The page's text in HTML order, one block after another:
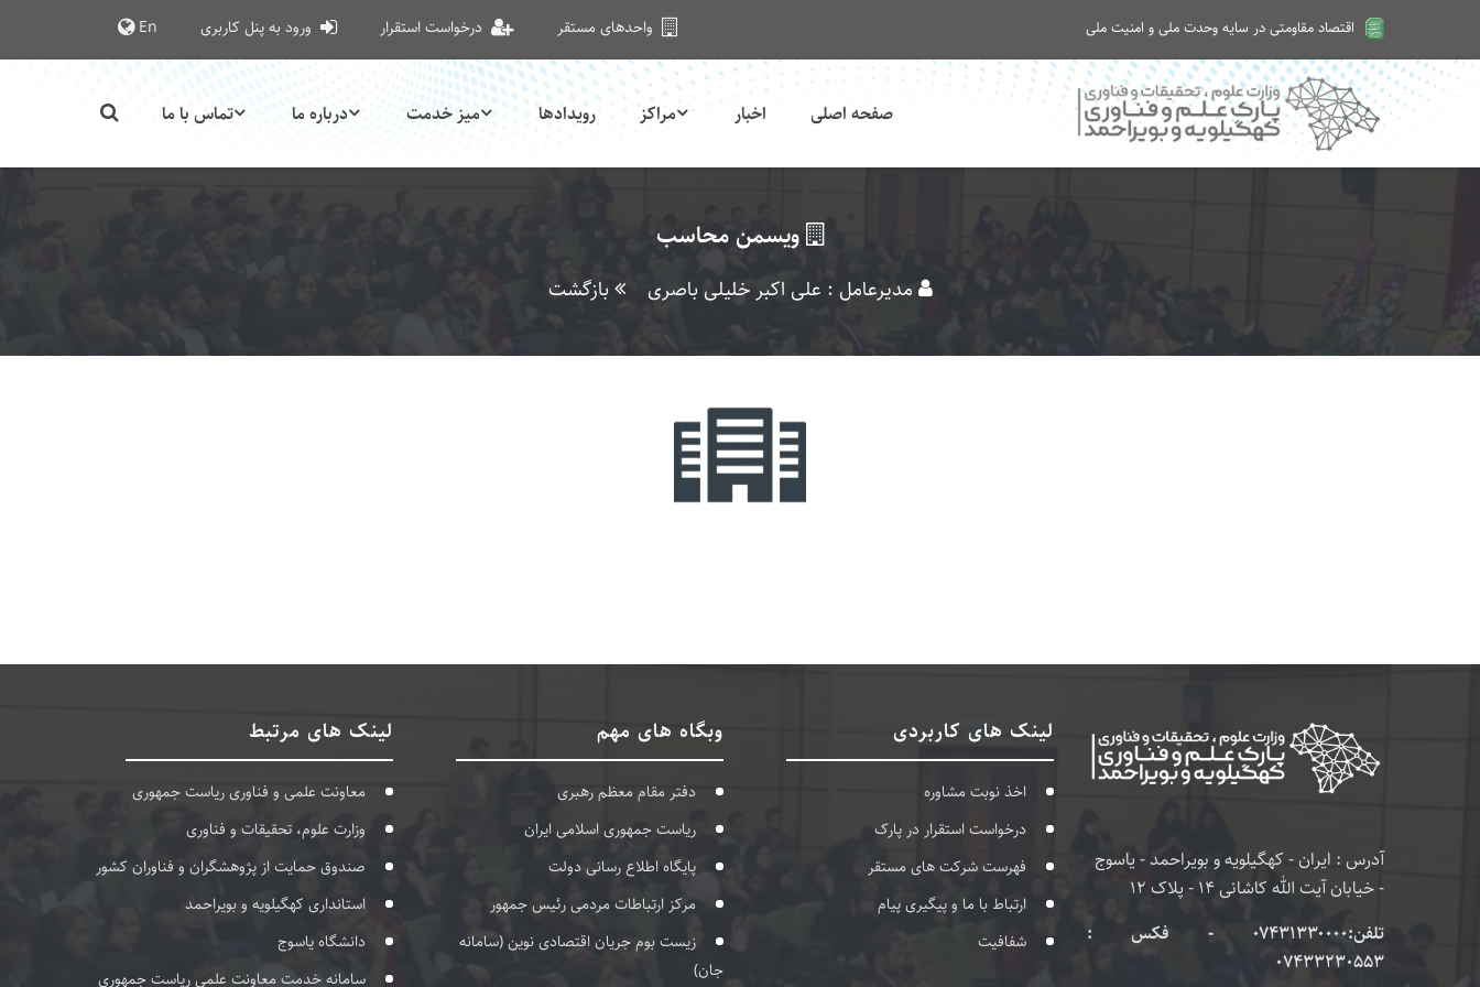
اقتصاد مقاومتی در سایه وحدت ملی و امنیت ملی
امروز شنبه ۱۷ مرداد ۱۴۰۵
واحدهای مستقر درخواست استقرار ورود به پنل کاربری En
صفحه اصلی اخبار مراکز رویدادها میز خدمت درباره ما تماس با ما
ویسمن محاسب
مدیرعامل : علی اکبر خلیلی باصری بازگشت
آدرس : ایران - کهگیلویه و بویراحمد - یاسوج
- خیابان آیت الله کاشانی 14 - پلاک 12
تلفن:۰۷۴۳۱۳۳۰۰۰۰ - فکس :
07433230553
لینک های کاربردی
اخذ نوبت مشاوره
درخواست استقرار در پارک
فهرست شرکت های مستقر
ارتباط با ما و پیگیری پیام
شفافیت
وبگاه های مهم
دفتر مقام معظم رهبری
ریاست جمهوری اسلامی ایران
پایگاه اطلاع رسانی دولت
مرکز ارتباطات مردمی رئیس جمهور
زیست بوم جریان اقتصادی نوین (سامانه
جان)
لینک های مرتبط
معاونت علمی و فناوری ریاست جمهوری
وزارت علوم، تحقیقات و فناوری
صندوق حمایت از پژوهشگران و فناوران کشور
استانداری کهگیلویه و بویراحمد
دانشگاه یاسوج
سامانه خدمت معاونت علمی ریاست جمهوری